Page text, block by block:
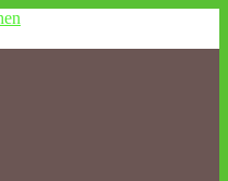
Kurier